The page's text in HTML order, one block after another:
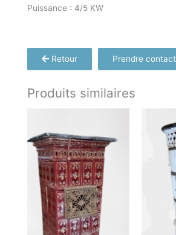
Puissance : 4/5 KW
Retour Prendre contact
Produits similaires